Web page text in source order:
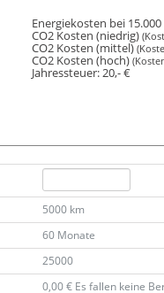
Energiekosten bei
CO2 Kosten (niedrig)
CO2 Kosten (mittel)
CO2 Kosten (hoch)
Jahressteuer:20,- €
5000 km
60 Monate
25000
0,00 € Es fallen keine